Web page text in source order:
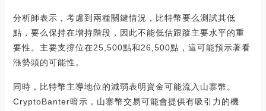
分析師表示，考慮到兩種關鍵情況，比特幣要么測試其低
點，要么保持在增持階段，因此不能低估跟蹤主要水平的重
要性。主要支撐位在25,500點和26,500點，這可能預示著看
漲勢頭的可能性。
同時，比特幣主導地位的減弱表明資金可能流入山寨幣。
CryptoBanter暗示，山寨幣交易可能會提供有吸引力的機